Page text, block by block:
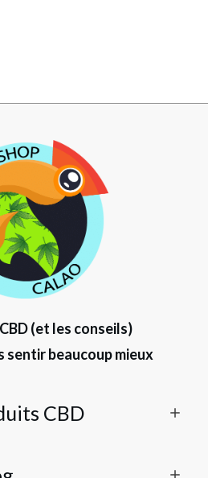
(et les conseils)
sentir beaucoup mieux
CBD